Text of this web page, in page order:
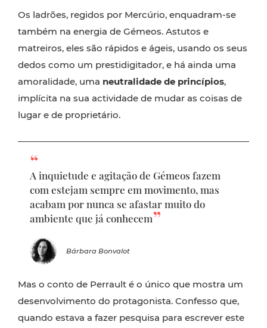
Os ladrões, regidos por Mercúrio, enquadram-se
também na energia de Gémeos. Astutos e
matreiros, eles são rápidos e ágeis, usando os seus
dedos como um prestidigitador, e há ainda uma
amoralidade, uma neutralidade de princípios,
implícita na sua actividade de mudar as coisas de
lugar e de proprietário.
A inquietude e agitação de Gémeos fazem
com estejam sempre em movimento, mas
acabam por nunca se afastar muito do
ambiente que já conhecem
Bárbara Bonvalot
Mas o conto de Perrault é o único que mostra um
desenvolvimento do protagonista. Confesso que,
quando estava a fazer pesquisa para escrever este